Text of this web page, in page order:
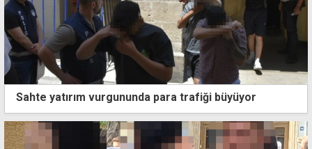
Sahte yatırım vurgununda para trafiği büyüyor